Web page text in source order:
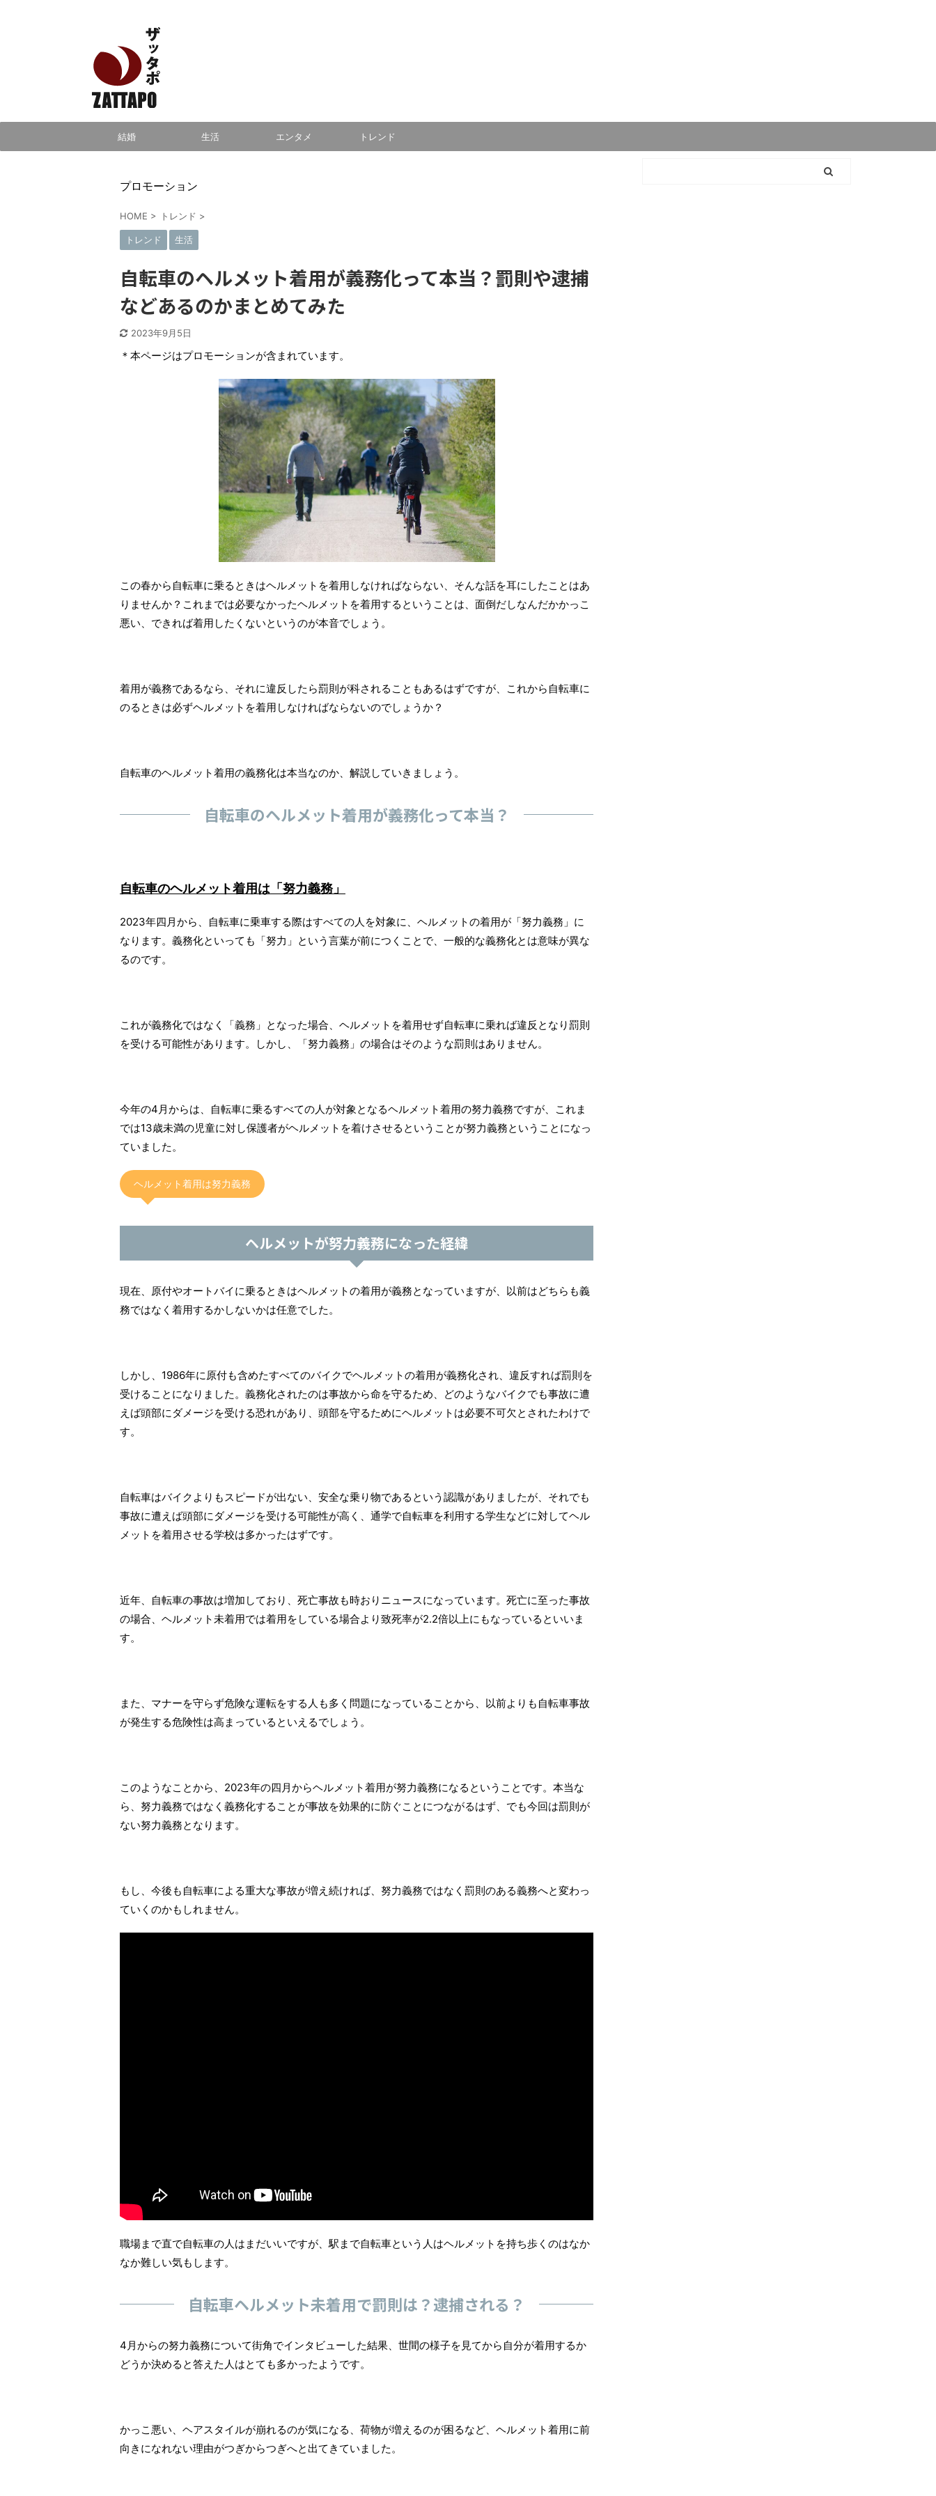
結婚 生活 エンタメ トレンド
プロモーション
HOME > トレンド >
トレンド 生活
自転車のヘルメット着用が義務化って本当？罰則や逮捕
などあるのかまとめてみた
2023年9月5日
＊本ページはプロモーションが含まれています。
この春から自転車に乗るときはヘルメットを着用しなければならない、そんな話を耳にしたことはあ
りませんか？これまでは必要なかったヘルメットを着用するということは、面倒だしなんだかかっこ
悪い、できれば着用したくないというのが本音でしょう。
着用が義務であるなら、それに違反したら罰則が科されることもあるはずですが、これから自転車に
のるときは必ずヘルメットを着用しなければならないのでしょうか？
自転車のヘルメット着用の義務化は本当なのか、解説していきましょう。
自転車のヘルメット着用が義務化って本当？
自転車のヘルメット着用は「努力義務」
2023年四月から、自転車に乗車する際はすべての人を対象に、ヘルメットの着用が「努力義務」に
なります。義務化といっても「努力」という言葉が前につくことで、一般的な義務化とは意味が異な
るのです。
これが義務化ではなく「義務」となった場合、ヘルメットを着用せず自転車に乗れば違反となり罰則
を受ける可能性があります。しかし、「努力義務」の場合はそのような罰則はありません。
今年の4月からは、自転車に乗るすべての人が対象となるヘルメット着用の努力義務ですが、これま
では13歳未満の児童に対し保護者がヘルメットを着けさせるということが努力義務ということになっ
ていました。
ヘルメット着用は努力義務
ヘルメットが努力義務になった経緯
現在、原付やオートバイに乗るときはヘルメットの着用が義務となっていますが、以前はどちらも義
務ではなく着用するかしないかは任意でした。
しかし、1986年に原付も含めたすべてのバイクでヘルメットの着用が義務化され、違反すれば罰則を
受けることになりました。義務化されたのは事故から命を守るため、どのようなバイクでも事故に遭
えば頭部にダメージを受ける恐れがあり、頭部を守るためにヘルメットは必要不可欠とされたわけで
す。
自転車はバイクよりもスピードが出ない、安全な乗り物であるという認識がありましたが、それでも
事故に遭えば頭部にダメージを受ける可能性が高く、通学で自転車を利用する学生などに対してヘル
メットを着用させる学校は多かったはずです。
近年、自転車の事故は増加しており、死亡事故も時おりニュースになっています。死亡に至った事故
の場合、ヘルメット未着用では着用をしている場合より致死率が2.2倍以上にもなっているといいま
す。
また、マナーを守らず危険な運転をする人も多く問題になっていることから、以前よりも自転車事故
が発生する危険性は高まっているといえるでしょう。
このようなことから、2023年の四月からヘルメット着用が努力義務になるということです。本当な
ら、努力義務ではなく義務化することが事故を効果的に防ぐことにつながるはず、でも今回は罰則が
ない努力義務となります。
もし、今後も自転車による重大な事故が増え続ければ、努力義務ではなく罰則のある義務へと変わっ
ていくのかもしれません。
職場まで直で自転車の人はまだいいですが、駅まで自転車という人はヘルメットを持ち歩くのはなか
なか難しい気もします。
自転車ヘルメット未着用で罰則は？逮捕される？
4月からの努力義務について街角でインタビューした結果、世間の様子を見てから自分が着用するか
どうか決めると答えた人はとても多かったようです。
かっこ悪い、ヘアスタイルが崩れるのが気になる、荷物が増えるのが困るなど、ヘルメット着用に前
向きになれない理由がつぎからつぎへと出てきていました。